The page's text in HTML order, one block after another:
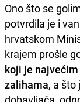
Ono što se
potvrdila je i
hrvatskom
krajem prošle
koji je
zalihama, a što